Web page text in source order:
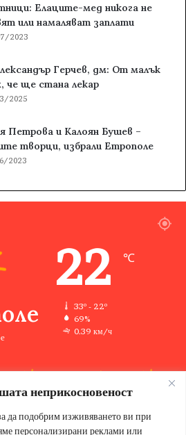
неприкосновеност
да подобрим изживяването ви при
персонализирани реклами или
Елаците-мед никога не
или намаляват заплати
2023
Герчев, дм: От малък
че ще стана лекар
2025
Петрова и Калоян Бушев –
творци, избрали Етрополе
2023
22 ℃
33º - 22º
69%
0.39 км/ч
33 ℃ 33 ℃